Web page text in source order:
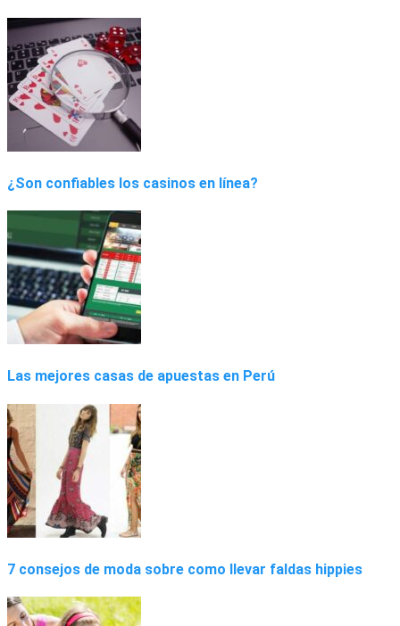
¿Son confiables los casinos en línea?
Las mejores casas de apuestas en Perú
7 consejos de moda sobre como llevar faldas hippies